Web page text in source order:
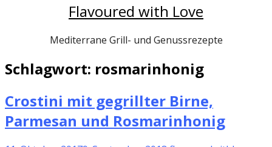
Flavoured with Love
Mediterrane Grill- und Genussrezepte
Schlagwort: rosmarinhonig
Crostini mit gegrillter Birne,
Parmesan und Rosmarinhonig